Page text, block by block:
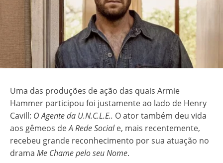
Uma das produções de ação das quais Armie
Hammer participou foi justamente ao lado de Henry
Cavill: O Agente da U.N.C.L.E.. O ator também deu vida
aos gêmeos deA Rede Sociale, mais recentemente,
recebeu grande reconhecimento por sua atuação no
drama Me Chame pelo seu Nome.